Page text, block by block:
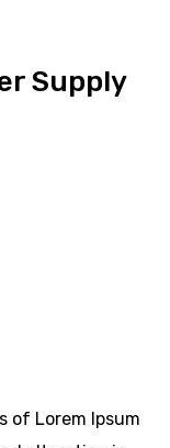
Supply
of Lorem Ipsum